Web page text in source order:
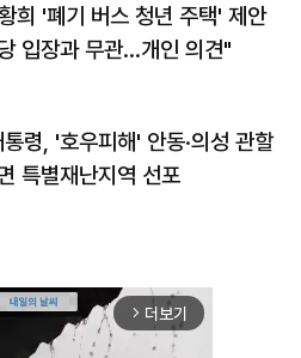
희 '폐기 버스 청년 주택' 제안
입장과 무관…개인 의견"
령, '호우피해' 안동·의성 관할
특별재난지역 선포
arrow_forward_ios 더보기